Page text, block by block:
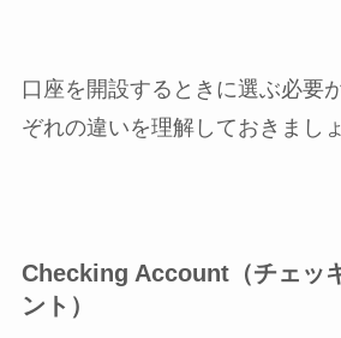
口座を開設するときに選ぶ必要
ぞれの違いを理解しておきましょ
Checking Account（チェッ
ント）